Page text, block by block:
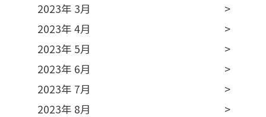
2023年 3月
2023年 4月
2023年 5月
2023年 6月
2023年 7月
2023年 8月